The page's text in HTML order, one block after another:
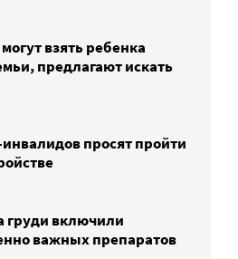
взять ребенка
предлагают искать
просят пройти
груди включили
важных препаратов